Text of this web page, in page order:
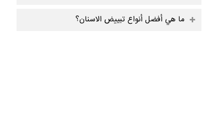
ما هي أفضل أنواع تبييض الاسنان؟